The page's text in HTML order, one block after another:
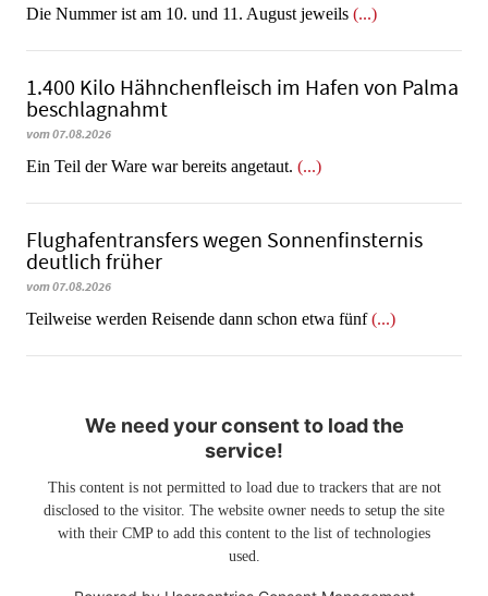
Die Nummer ist am 10. und 11. August jeweils (...)
1.400 Kilo Hähnchenfleisch im Hafen von Palma
beschlagnahmt
vom 07.08.2026
​​​​​​​Ein Teil der Ware war bereits angetaut. (...)
Flughafentransfers wegen Sonnenfinsternis
deutlich früher
vom 07.08.2026
Teilweise werden Reisende dann schon etwa fünf(...)
We need your consent to load the
service!
This content is not permitted to load due to trackers that are not
disclosed to the visitor. The website owner needs to setup the site
with their CMP to add this content to the list of technologies
used.